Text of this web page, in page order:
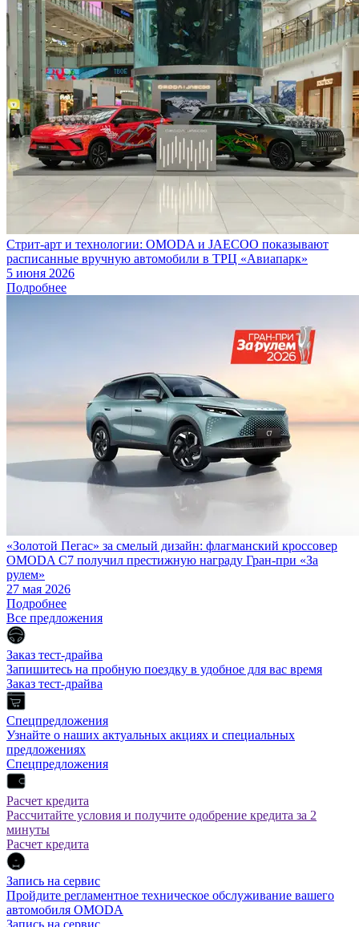
Стрит-арт и технологии: OMODA и JAECOO показывают
расписанные вручную автомобили в ТРЦ «Авиапарк»
5 июня 2026
Подробнее
«Золотой Пегас» за смелый дизайн: флагманский кроссовер
OMODA C7 получил престижную награду Гран-при «За
рулем»
27 мая 2026
Подробнее
Все предложения
Заказ тест-драйва
Запишитесь на пробную поездку в удобное для вас время
Заказ тест-драйва
Спецпредложения
Узнайте о наших актуальных акциях и специальных
предложениях
Спецпредложения
Расчет кредита
Рассчитайте условия и получите одобрение кредита за 2
минуты
Расчет кредита
Запись на сервис
Пройдите регламентное техническое обслуживание вашего
автомобиля OMODA
Запись на сервис